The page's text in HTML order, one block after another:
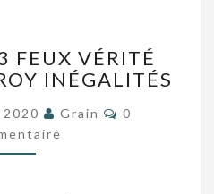
#23
FEUX
UTILE
GEOFFROY
INÉGALITÉS
FEUX VÉRITÉ
INÉGALITÉS
2020 Grain
0